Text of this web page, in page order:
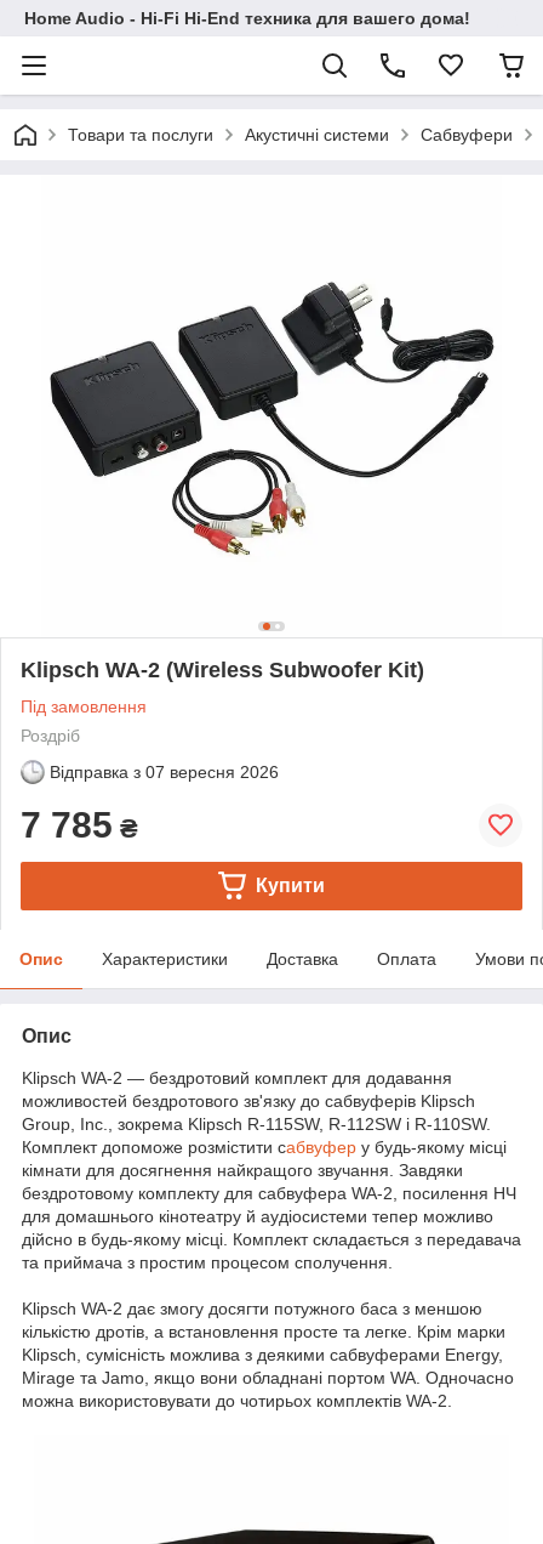
Home Audio - Hi-Fi Hi-End техника для вашего дома!
Товари та послуги Акустичні системи Сабвуфери
Klipsch WA-2 (Wireless Subwoofer Kit)
Під замовлення
Роздріб
Відправка з 07 вересня 2026
7 785 ₴
Купити
Опис Характеристики Доставка Оплата Умови
Опис
Klipsch WA-2 — бездротовий комплект для додавання
можливостей бездротового зв'язку до сабвуферів Klipsch
Group, Inc., зокрема Klipsch R-115SW, R-112SW і R-110SW.
Комплект допоможе розмістити сабвуфер у будь-якому місці
кімнати для досягнення найкращого звучання. Завдяки
бездротовому комплекту для сабвуфера WA-2, посилення НЧ
для домашнього кінотеатру й аудіосистеми тепер можливо
дійсно в будь-якому місці. Комплект складається з передавача
та приймача з простим процесом сполучення.
Klipsch WA-2 дає змогу досягти потужного баса з меншою
кількістю дротів, а встановлення просте та легке. Крім марки
Klipsch, сумісність можлива з деякими сабвуферами Energy,
Mirage та Jamo, якщо вони обладнані портом WA. Одночасно
можна використовувати до чотирьох комплектів WA-2.